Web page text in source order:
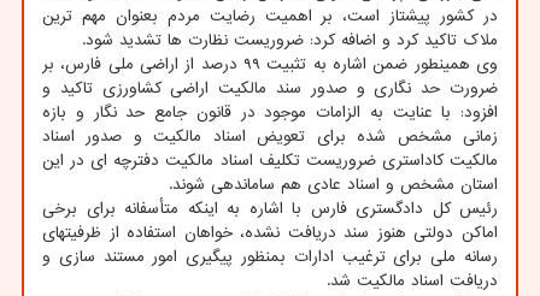
در کشور پیشتاز است، بر اهمیت رضایت مردم بعنوان مهم ترین
ملاک تاکید کرد و اضافه کرد: ضروریست نظارت ها تشدید شود.
وی همینطور ضمن اشاره به تثبیت ۹۹ درصد از اراضی ملی فارس، بر
ضرورت حد نگاری و صدور سند مالکیت اراضی کشاورزی تاکید و
افزود: با عنایت به الزامات موجود در قانون جامع حد نگار و بازه
زمانی مشخص شده برای تعویض اسناد مالکیت و صدور اسناد
مالکیت کاداستری ضروریست تکلیف اسناد مالکیت دفترچه ای در این
استان مشخص و اسناد عادی هم ساماندهی شوند.
رئیس کل دادگستری فارس با اشاره به اینکه متأسفانه برای برخی
اماکن دولتی هنوز سند دریافت نشده، خواهان استفاده از ظرفیتهای
رسانه ملی برای ترغیب ادارات بمنظور پیگیری امور مستند سازی و
دریافت اسناد مالکیت شد.